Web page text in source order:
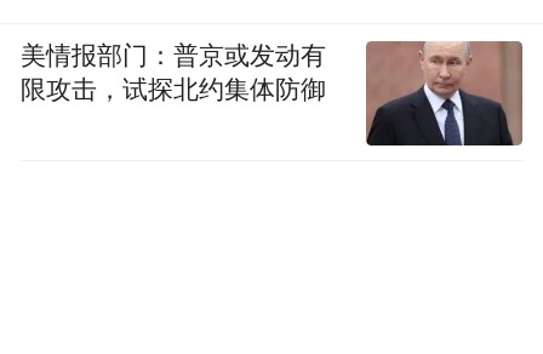
美情报部门：普京或发动有
限攻击，试探北约集体防御